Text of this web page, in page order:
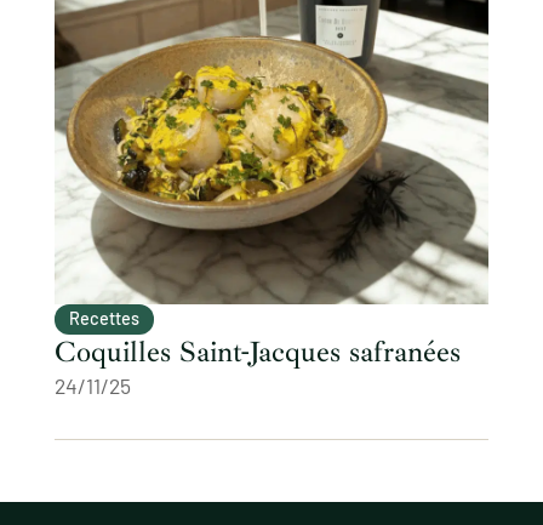
Recettes
Coquilles Saint-Jacques safranées
24/11/25